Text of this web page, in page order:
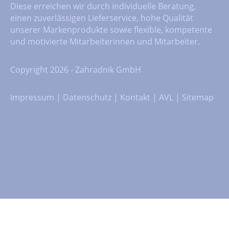
Diese erreichen wir durch individuelle Beratung,
einen zuverlässigen Lieferservice, hohe Qualität
unserer Markenprodukte sowie flexible, kompetente
und motivierte Mitarbeiterinnen und Mitarbeiter.
Copyright 2026 - Zahradnik GmbH
Impressum | Datenschutz | Kontakt | AVL | Sitemap